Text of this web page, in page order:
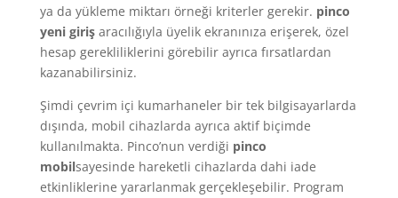
ya da yükleme miktarı örneği kriterler gerekir. pinco
yeni girişaracılığıyla üyelik ekranınıza erişerek, özel
hesap gerekliliklerini görebilir ayrıca fırsatlardan
kazanabilirsiniz.
Şimdi çevrim içi kumarhaneler bir tek bilgisayarlarda
dışında, mobil cihazlarda ayrıca aktif biçimde
kullanılmakta. Pinco’nun verdiği pinco
mobilsayesinde hareketli cihazlarda dahi iade
etkinliklerine yararlanmak gerçekleşebilir. Program